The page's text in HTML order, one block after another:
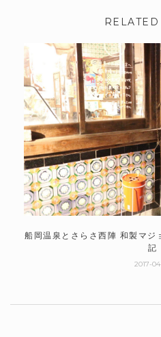
RELATED
船岡温泉とさらさ西陣 和製マジ
記
2017-